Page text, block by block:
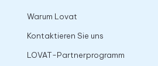
Warum Lovat
Kontaktieren Sie uns
LOVAT-Partnerprogramm